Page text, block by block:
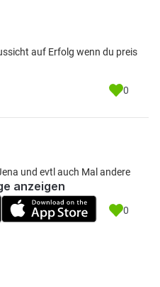
auf Erfolg wenn du preis
0
und evtl auch Mal andere
0
anzeigen